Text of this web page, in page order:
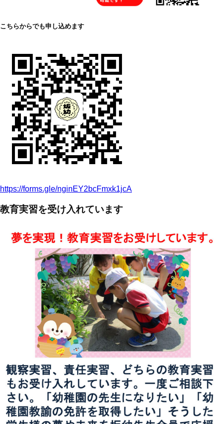
こちらからでも申し込めます
https://forms.gle/nginEY2bcFmxk1jcA
教育実習を受け入れています